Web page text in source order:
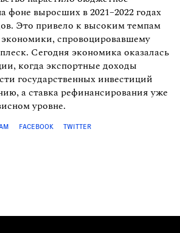
фоне выросших в 2021–2022 годах
Это привело к высоким темпам
экономики, спровоцировавшему
Сегодня экономика оказалась
когда экспортные доходы
государственных инвестиций
а ставка рефинансирования уже
уровне.
FACEBOOK TWITTER